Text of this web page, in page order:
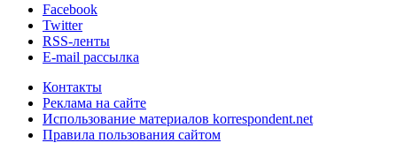
Facebook
Twitter
RSS-ленты
E-mail рассылка
Контакты
Реклама на сайте
Использование материалов korrespondent.net
Правила пользования сайтом